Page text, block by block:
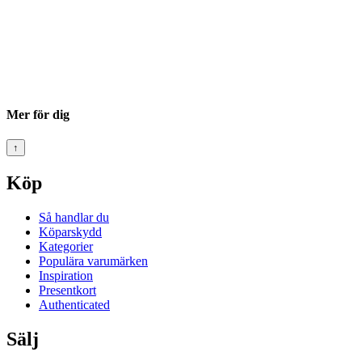
Mer för dig
↑
Köp
Så handlar du
Köparskydd
Kategorier
Populära varumärken
Inspiration
Presentkort
Authenticated
Sälj